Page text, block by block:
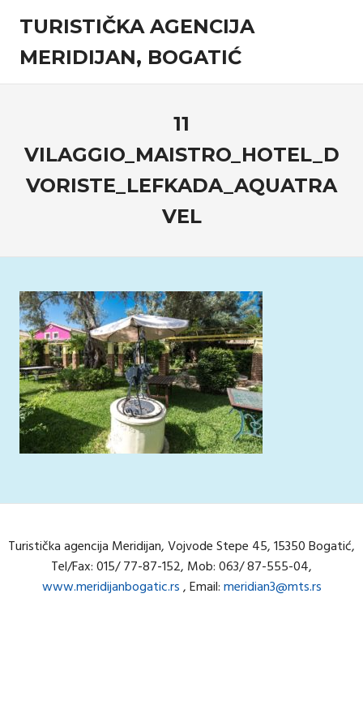
content
TURISTIČKA AGENCIJA
MERIDIJAN, BOGATIĆ
Turistička
11
VILAGGIO_MAISTRO_HOTEL_D
VORISTE_LEFKADA_AQUATRA
VEL
Turistička agencija Meridijan, Vojvode Stepe 45, 15350 Bogatić,
Tel/Fax: 015/ 77-87-152, Mob: 063/ 87-555-04,
www.meridijanbogatic.rs, Email:meridian3@mts.rs